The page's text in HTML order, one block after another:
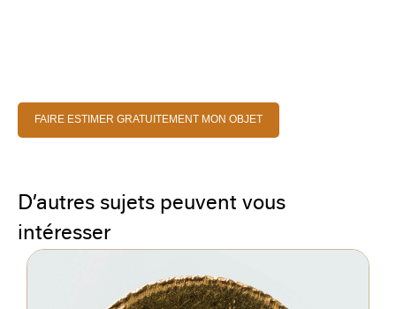
FAIRE ESTIMER GRATUITEMENT MON OBJET
D’autres sujets peuvent vous
intéresser